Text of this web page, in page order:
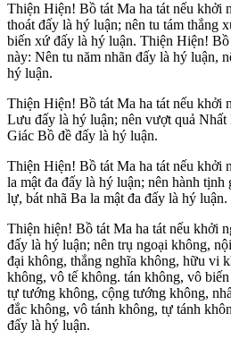
Thiện Hiện! Bồ tát Ma ha tát nếu khởi
thoát đấy là hý luận; nên tu tám thắng
biến xứ đấy là hý luận. Thiện Hiện!
này: Nên tu năm nhãn đấy là hý luận,
hý luận.
Thiện Hiện! Bồ tát Ma ha tát nếu khởi
Lưu đấy là hý luận; nên vượt quả
Giác Bồ đề đấy là hý luận.
Thiện Hiện! Bồ tát Ma ha tát nếu khởi
la mật đa đấy là hý luận; nên hành
lự, bát nhã Ba la mật đa đấy là hý luận.
Thiện hiện! Bồ tát Ma ha tát nếu khởi
đấy là hý luận; nên trụ ngoại không,
đại không, thắng nghĩa không, hữu vi
không, vô tế không. tán không, vô
tự tướng không, cộng tướng không,
đắc không, vô tánh không, tự tánh
đấy là hý luận.